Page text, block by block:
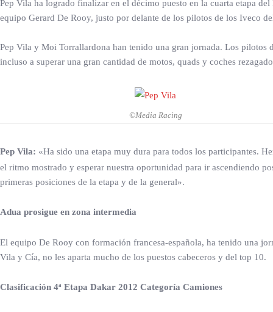
Pep Vila ha logrado finalizar en el décimo puesto en la cuarta etapa
equipo Gerard De Rooy, justo por delante de los pilotos de los Iveco
Pep Vila y Moi Torrallardona han tenido una gran jornada. Los pilotos
incluso a superar una gran cantidad de motos, quads y coches
©Media Racing
Pep Vila: «Ha sido una etapa muy dura para todos los participantes.
el ritmo mostrado y esperar nuestra oportunidad para ir ascendiendo
primeras posiciones de la etapa y de la general».
Adua prosigue en zona intermedia
El equipo De Rooy con formación francesa-española, ha tenido una
Vila y Cía, no les aparta mucho de los puestos cabeceros y del top 10.
Clasificación 4ª Etapa Dakar 2012 Categoría Camiones